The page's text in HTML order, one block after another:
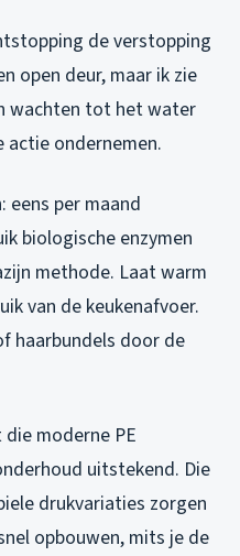
de verstopping
open deur, maar ik zie
wachten tot het water
ondernemen.
eens per maand
biologische enzymen
methode. Laat warm
van de keukenafvoer.
haarbundels door de
moderne PE
uitstekend. Die
drukvariaties zorgen
opbouwen, mits je de